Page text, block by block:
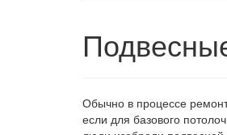
Обычно в процессе
если для базового